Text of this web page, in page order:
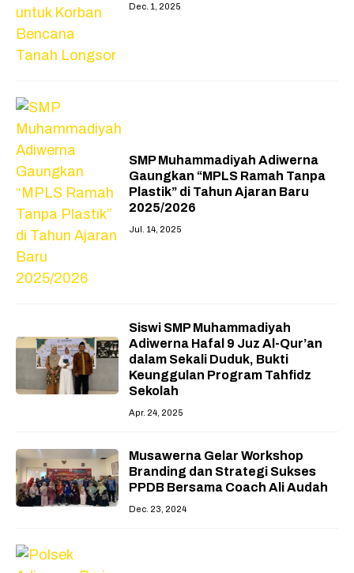
Dec. 1, 2025
SMP Muhammadiyah Adiwerna
Gaungkan “MPLS Ramah Tanpa
Plastik” di Tahun Ajaran Baru
2025/2026
Jul. 14, 2025
Siswi SMP Muhammadiyah
Adiwerna Hafal 9 Juz Al-Qur’an
dalam Sekali Duduk, Bukti
Keunggulan Program Tahfidz
Sekolah
Apr. 24, 2025
Musawerna Gelar Workshop
Branding dan Strategi Sukses
PPDB Bersama Coach Ali Audah
Dec. 23, 2024